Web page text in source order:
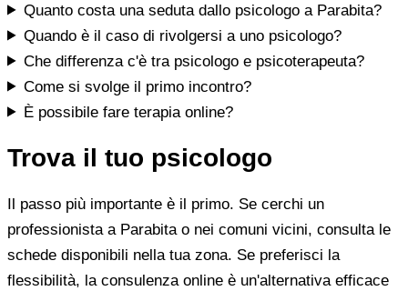
Quanto costa una seduta dallo psicologo a Parabita?
Quando è il caso di rivolgersi a uno psicologo?
Che differenza c'è tra psicologo e psicoterapeuta?
Come si svolge il primo incontro?
È possibile fare terapia online?
Trova il tuo psicologo
Il passo più importante è il primo. Se cerchi un
professionista a Parabita o nei comuni vicini, consulta le
schede disponibili nella tua zona. Se preferisci la
flessibilità, la consulenza online è un'alternativa efficace